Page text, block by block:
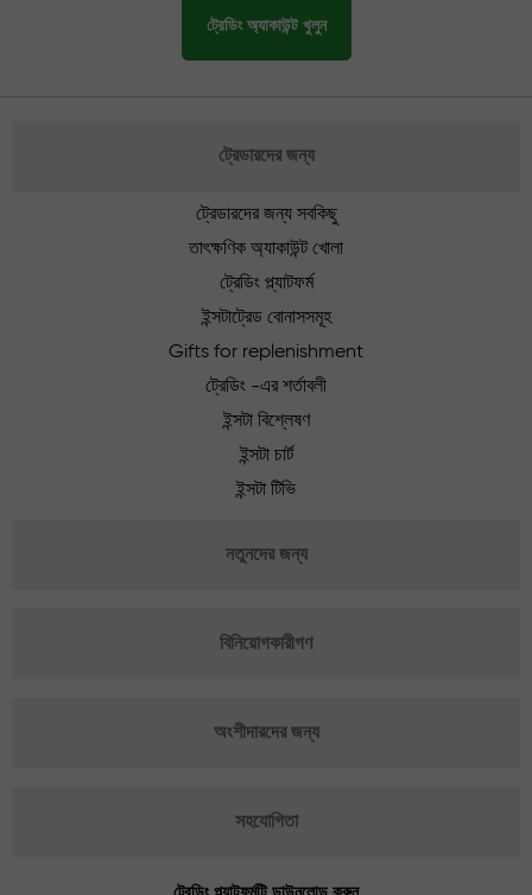
ট্রেডিং অ্যাকাউন্ট খুলুন
ট্রেডারদের জন্য
ট্রেডারদের জন্য সবকিছু
তাৎক্ষণিক অ্যাকাউন্ট খোলা
ট্রেডিং প্ল্যাটফর্ম
ইন্সটাট্রেড বোনাসসমূহ
Gifts for replenishment
ট্রেডিং -এর শর্তাবলী
ইন্সটা বিশ্লেষণ
ইন্সটা চার্ট
ইন্সটা টিভি
নতুনদের জন্য
বিনিয়োগকারীগণ
অংশীদারদের জন্য
সহযোগিতা